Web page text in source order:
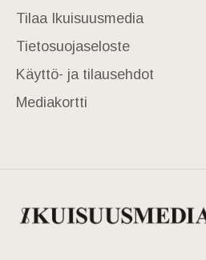
Tilaa Ikuisuusmedia
Tietosuojaseloste
Käyttö- ja tilausehdot
Mediakortti